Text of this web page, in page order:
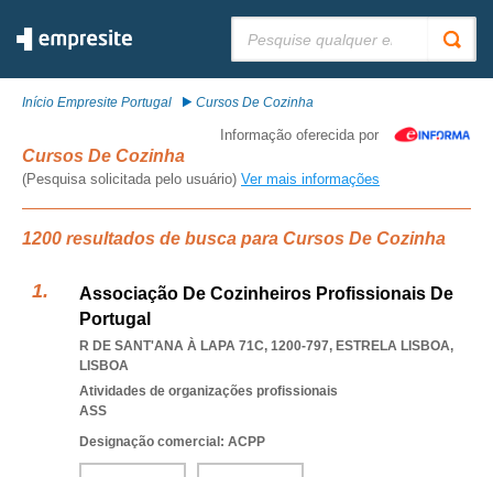
Início Empresite Portugal Cursos De Cozinha
Informação oferecida por
Cursos De Cozinha
(Pesquisa solicitada pelo usuário) Ver mais informações
1200 resultados de busca para Cursos De Cozinha
Associação De Cozinheiros Profissionais De
Portugal
R DE SANT'ANA À LAPA 71C, 1200-797, ESTRELA LISBOA,
LISBOA
Atividades de organizações profissionais
ASS
Designação comercial: ACPP